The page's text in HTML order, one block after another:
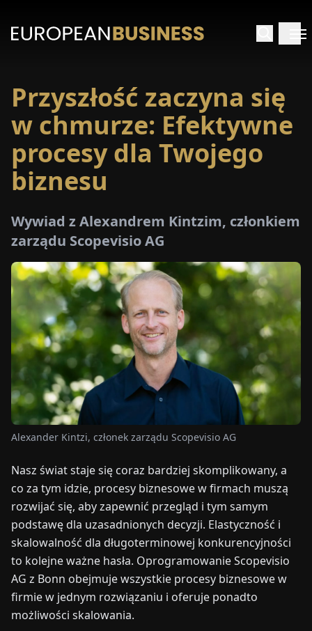
PAPER
TARGI
O
NAS
SKONTAKTUJ
SIĘ
NAMI
Przyszłość zaczyna się
w chmurze: Efektywne
procesy dla Twojego
biznesu
Wywiad z Alexandrem Kintzim, członkiem
zarządu Scopevisio AG
Alexander Kintzi, członek zarządu Scopevisio AG
Nasz świat staje się coraz bardziej skomplikowany, a
co za tym idzie, procesy biznesowe w firmach muszą
rozwijać się, aby zapewnić przegląd i tym samym
podstawę dla uzasadnionych decyzji. Elastyczność i
skalowalność dla długoterminowej konkurencyjności
to kolejne ważne hasła. Oprogramowanie Scopevisio
AG z Bonn obejmuje wszystkie procesy biznesowe w
firmie w jednym rozwiązaniu i oferuje ponadto
możliwości skalowania.